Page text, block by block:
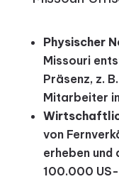
Physischer
Missouri
Präsenz, z.
Mitarbeiter
von
erheben und
100.000